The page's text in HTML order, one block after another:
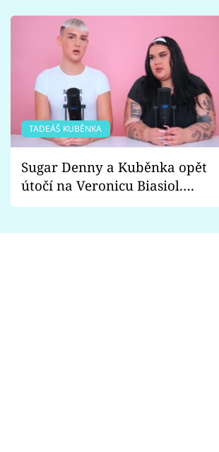
TADEÁŠ KUBĚNKA
Sugar Denny a Kuběnka opět
útočí na Veronicu Biasiol.
Proč je podle nich falešná a